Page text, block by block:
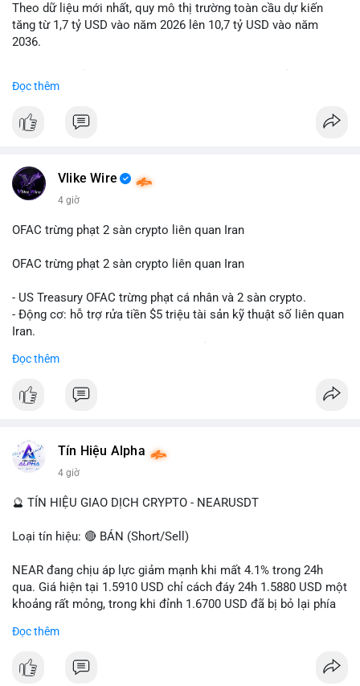
Lời khuyên: Nhà đầu tư nhỏ lẻ nên quan sát thêm 2-4 giờ sau
khi giao dịch được xác nhận, tránh hành động theo cảm xúc.
ưu tiên quản trị rủi ro trong giai đoạn biến động mạnh.
#btcmempool65k
Theo dữ liệu mới nhất, quy mô thị trường toàn cầu dự kiến
tăng từ 1,7 tỷ USD vào năm 2026 lên 10,7 tỷ USD vào năm
2036.
hàng năm (CAGR) ấn tượng lên tới 20,2%.
Điều gì đang thúc đẩy sự tăng trưởng vượt bậc này? Hãy cùng
Đọc thêm
Vlike Wire
4 giờ
OFAC trừng phạt 2 sàn crypto liên quan Iran
OFAC trừng phạt 2 sàn crypto liên quan Iran
- US Treasury OFAC trừng phạt cá nhân và 2 sàn crypto.
- Động cơ: hỗ trợ rửa tiền $5 triệu tài sản kỹ thuật số liên quan
Iran.
- Tác động: rủi ro cho thị trường crypto, tăng áp lực pháp lý.
#binancesquare
#vlikevn #titanbot
📰 Nguồn: Cointelegraph
Đọc thêm
Tín Hiệu Alpha
4 giờ
🔮 TÍN HIỆU GIAO DỊCH CRYPTO - NEARUSDT
Loại tín hiệu: 🔴 BÁN (Short/Sell)
NEAR đang chịu áp lực giảm mạnh khi mất 4.1% trong 24h
qua. Giá hiện tại 1.5910 USD chỉ cách đáy 24h 1.5880 USD một
khoảng rất mỏng, trong khi đỉnh 1.6700 USD đã bị bỏ lại phía
kiểm soát hoàn toàn. Khối lượng giao dịch 10.29 triệu NEAR
tiếp diễn.
Đọc thêm